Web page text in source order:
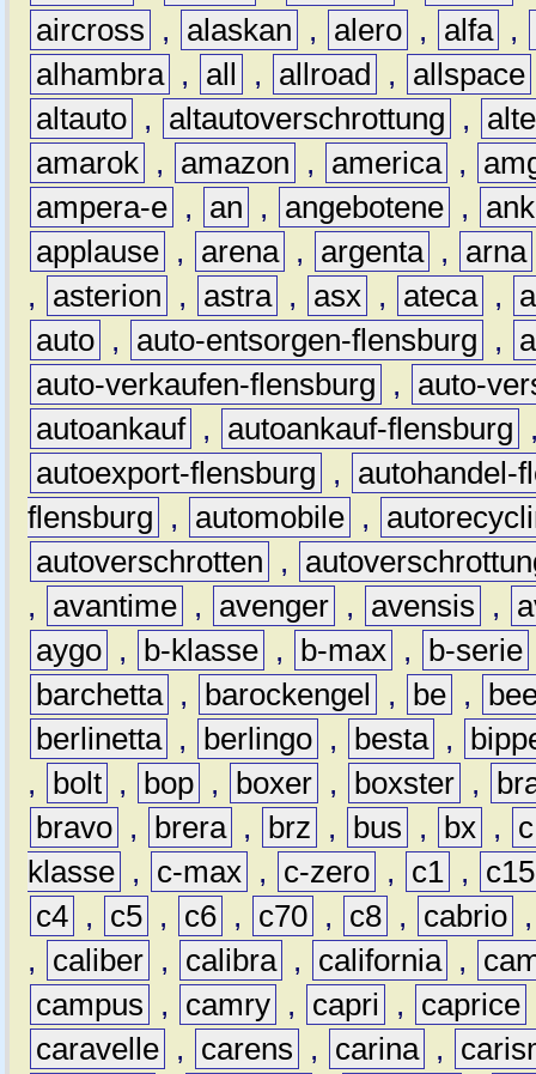
aircross
, alaskan , alero , alfa ,
alhambra , all , allroad , allspace
altauto , altautoverschrottung ,
amarok , amazon , america ,
ampera-e , an , angebotene ,
applause , arena , argenta , arna
,
asterion , astra , asx , ateca ,
auto , auto-entsorgen-flensburg ,
auto-verkaufen-flensburg
,
auto-
autoankauf , autoankauf-flensburg
autoexport-flensburg
,
autohandel-
flensburg
, automobile ,
autoverschrotten
,
,
avantime , avenger , avensis ,
aygo , b-klasse , b-max , b-serie
barchetta , barockengel , be ,
berlinetta , berlingo , besta ,
,
bolt , bop , boxer , boxster ,
bravo , brera , brz , bus , bx ,
c
klasse , c-max , c-zero , c1 ,
c15
c4 , c5 , c6 , c70 , c8 , cabrio
,
caliber , calibra , california ,
campus
, camry , capri , caprice
caravelle , carens , carina ,